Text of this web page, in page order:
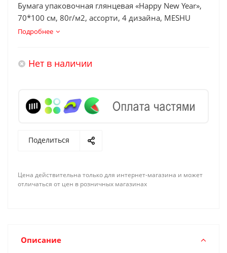
Бумага упаковочная глянцевая «Happy New Year»,
70*100 см, 80г/м2, ассорти, 4 дизайна, MESHU
Подробнее
Нет в наличии
Поделиться
Цена действительна только для интернет-магазина и может
отличаться от цен в розничных магазинах
Описание